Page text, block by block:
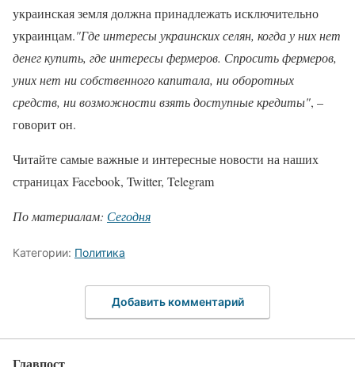
украинская земля должна принадлежать исключительно
украинцам."Где интересы украинских селян, когда у них нет
денег купить, где интересы фермеров. Спросить фермеров,
уних нет ни собственного капитала, ни оборотных
средств, ни возможности взять доступные кредиты", –
говорит он.
Читайте самые важные и интересные новости на наших
страницах Facebook, Twitter, Telegram
По материалам: Сегодня
Категории: Политика
Добавить комментарий